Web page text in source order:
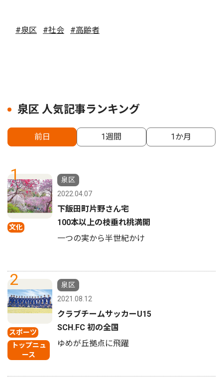
#泉区 #社会 #高齢者
泉区 人気記事ランキング
前日 1週間 1か月
1
文化
泉区
2022.04.07
下飯田町片野さん宅
100本以上の枝垂れ桃満開
一つの実から半世紀かけ
2
スポーツ
トップニュ
ース
泉区
2021.08.12
クラブチームサッカーU15
SCH.FC 初の全国
ゆめが丘拠点に飛躍